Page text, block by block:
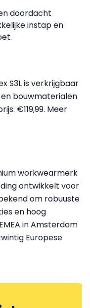
doordacht
instap en
S3L is verkrijgbaar
bouwmaterialen
€119,99. Meer
workwearmerk
ontwikkelt voor
om robuuste
en hoog
in Amsterdam
Europese